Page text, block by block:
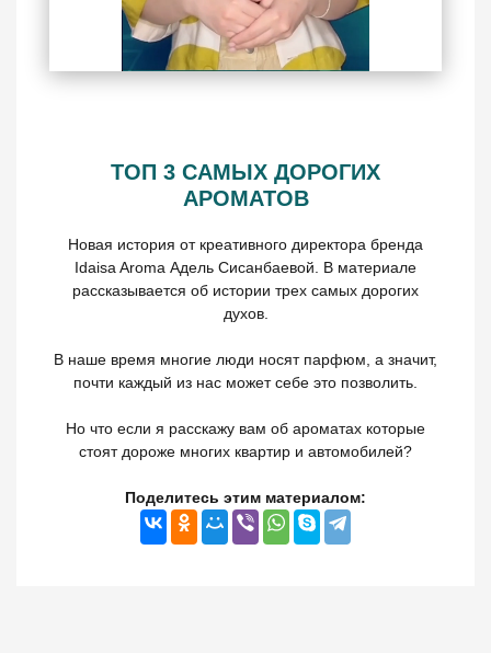
ТОП 3 САМЫХ ДОРОГИХ
АРОМАТОВ
Новая история от креативного директора бренда
Idaisa Aroma Адель Сисанбаевой. В материале
рассказывается об истории трех самых дорогих
духов.
В наше время многие люди носят парфюм, а значит,
почти каждый из нас может себе это позволить.
Но что если я расскажу вам об ароматах которые
стоят дороже многих квартир и автомобилей?
Поделитесь этим материалом: